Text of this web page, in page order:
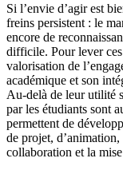
Si l’envie d’agir est
freins persistent : le
encore de
difficile. Pour lever
valorisation de
académique et son
Au-delà de leur utilité
par les étudiants sont
permettent de
de projet,
collaboration et la